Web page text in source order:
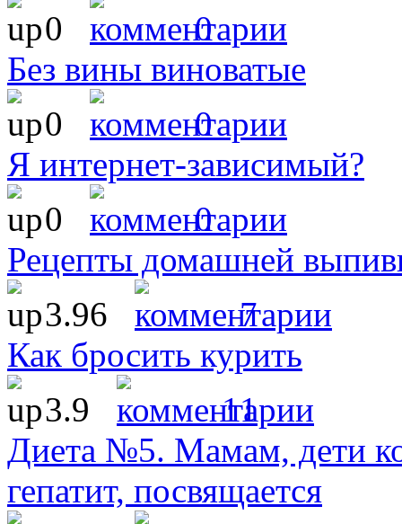
0
0
Без вины виноватые
0
0
Я интернет-зависимый?
0
0
Рецепты домашней
3.96
7
Как бросить курить
3.9
11
Диета №5. Мамам, дети
гепатит, посвящается